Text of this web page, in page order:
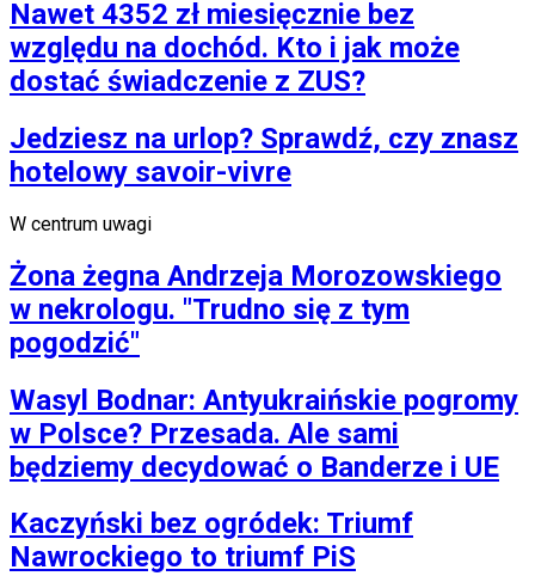
Nawet 4352 zł miesięcznie bez
względu na dochód. Kto i jak może
dostać świadczenie z ZUS?
Jedziesz na urlop? Sprawdź, czy znasz
hotelowy savoir-vivre
W centrum uwagi
Żona żegna Andrzeja Morozowskiego
w nekrologu. "Trudno się z tym
pogodzić"
Wasyl Bodnar: Antyukraińskie pogromy
w Polsce? Przesada. Ale sami
będziemy decydować o Banderze i UE
Kaczyński bez ogródek: Triumf
Nawrockiego to triumf PiS